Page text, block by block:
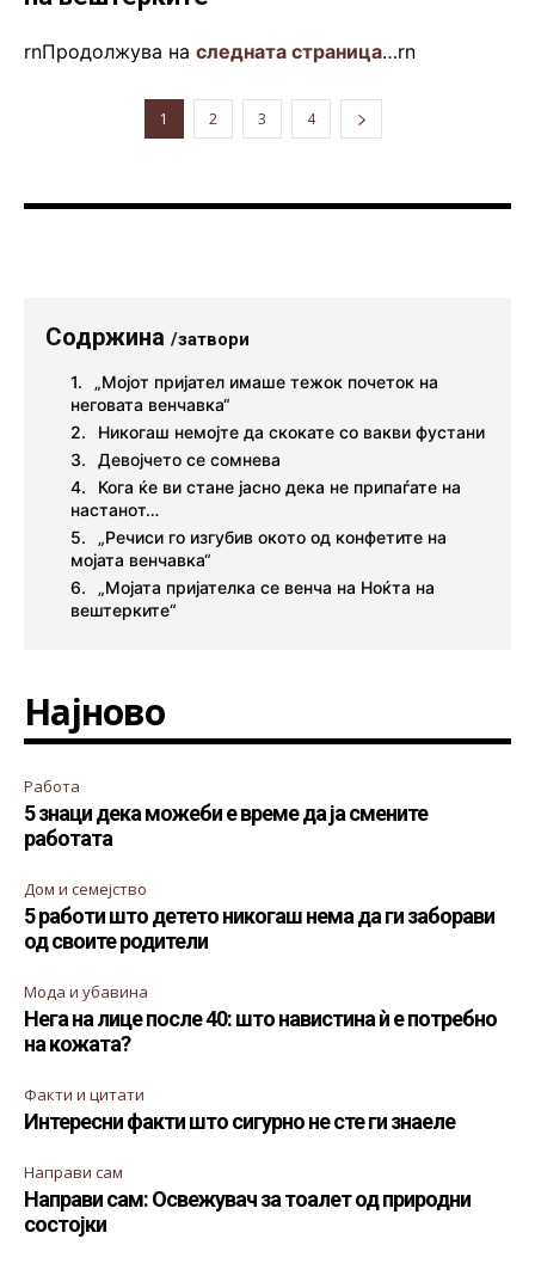
rnПродолжува на следната страница…rn
1 2 3 4
Содржина /затвори
„Мојот пријател имаше тежок почеток на
неговата венчавка“
Никогаш немојте да скокате со вакви фустани
Девојчето се сомнева
Кога ќе ви стане јасно дека не припаѓате на
настанот…
„Речиси го изгубив окото од конфетите на
мојата венчавка“
„Мојата пријателка се венча на Ноќта на
вештерките“
Најново
Работа
5 знаци дека можеби е време да ја смените
работата
Дом и семејство
5 работи што детето никогаш нема да ги заборави
од своите родители
Мода и убавина
Нега на лице после 40: што навистина ѝ е потребно
на кожата?
Факти и цитати
Интересни факти што сигурно не сте ги знаеле
Направи сам
Направи сам: Освежувач за тоалет од природни
состојки